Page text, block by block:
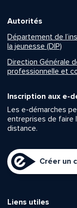
Autorités
Département de
la jeunesse (DIP)
Direction Générale
professionnelle et
Inscription aux e-
Les e-démarches
entreprises de faire
distance.
Créer un
Liens utiles